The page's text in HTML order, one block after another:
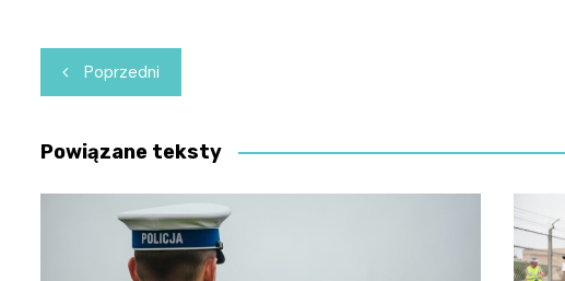
Nawigacja
wpisu
Poprzedni
Powiązane teksty